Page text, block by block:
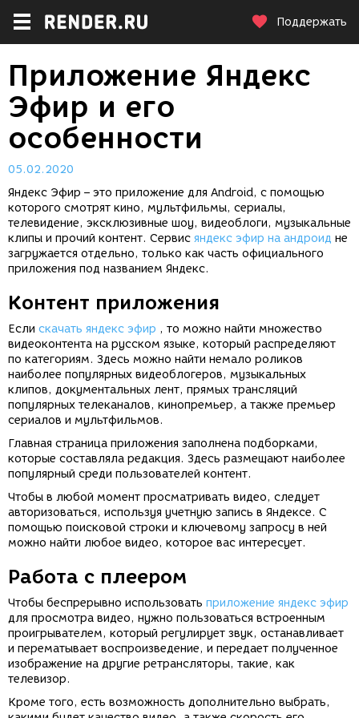
Поддержать
Приложение Яндекс
Эфир и его
особенности
05.02.2020
Яндекс Эфир – это приложение для Android, с помощью
которого смотрят кино, мультфильмы, сериалы,
телевидение, эксклюзивные шоу, видеоблоги, музыкальные
клипы и прочий контент. Сервис яндекс эфир на андроид не
загружается отдельно, только как часть официального
приложения под названием Яндекс.
Контент приложения
Если скачать яндекс эфир , то можно найти множество
видеоконтента на русском языке, который распределяют
по категориям. Здесь можно найти немало роликов
наиболее популярных видеоблогеров, музыкальных
клипов, документальных лент, прямых трансляций
популярных телеканалов, кинопремьер, а также премьер
сериалов и мультфильмов.
Главная страница приложения заполнена подборками,
которые составляла редакция. Здесь размещают наиболее
популярный среди пользователей контент.
Чтобы в любой момент просматривать видео, следует
авторизоваться, используя учетную запись в Яндексе. С
помощью поисковой строки и ключевому запросу в ней
можно найти любое видео, которое вас интересует.
Работа с плеером
Чтобы беспрерывно использовать приложение яндекс эфир
для просмотра видео, нужно пользоваться встроенным
проигрывателем, который регулирует звук, останавливает
и перематывает воспроизведение, и передает полученное
изображение на другие ретрансляторы, такие, как
телевизор.
Кроме того, есть возможность дополнительно выбрать,